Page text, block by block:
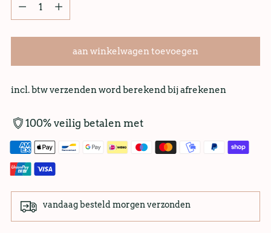
aan winkelwagen toevoegen
incl. btw verzenden word berekend bij afrekenen
100% veilig betalen met
vandaag besteld morgen verzonden